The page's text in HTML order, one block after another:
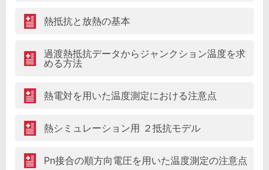
熱抵抗と放熱の基本
過渡熱抵抗データからジャンクション温度を求
める方法
熱電対を用いた温度測定における注意点
熱シミュレーション用 ２抵抗モデル
Pn接合の順方向電圧を用いた温度測定の注意点